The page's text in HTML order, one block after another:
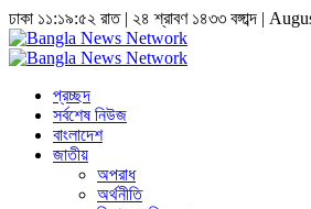
ঢাকা ১১:১৯:৫২ রাত| ২৪ শ্রাবণ ১৪৩৩ বঙ্গাব্দ |
প্রচ্ছদ
সর্বশেষ নিউজ
বাংলাদেশ
জাতীয়
অপরাধ
অর্থনীতি